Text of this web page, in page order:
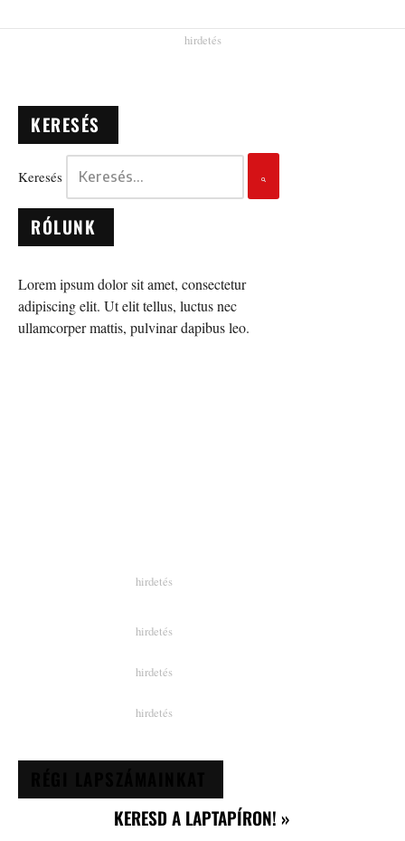
KERESÉS
Keresés
RÓLUNK
Lorem ipsum dolor sit amet, consectetur
adipiscing elit. Ut elit tellus, luctus nec
ullamcorper mattis, pulvinar dapibus leo.
KERESD A LAPTAPÍRON! »